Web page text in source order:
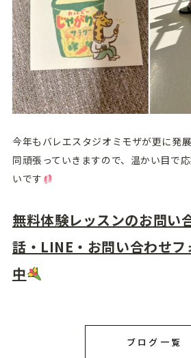
今年もバレエスタジオミモザが更に発
同頑張っていきますので、温かい目で
いです
無料体験レッスンのお問い
話・LINE・お問い合わせフ
中
ブログ一覧